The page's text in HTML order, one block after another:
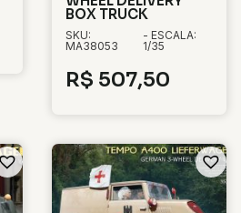
BOX TRUCK
SKU:
MA38053
- ESCALA:
1/35
R$ 507,50